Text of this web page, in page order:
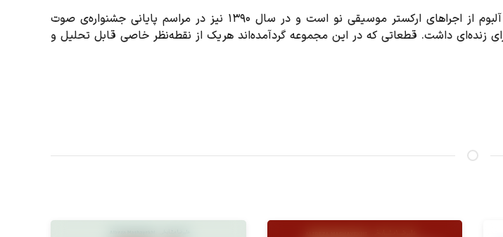
تهران دوئال هفتمین آلبوم از اجراهای ارکستر موسیقی نو است و در سال ۱۳۹۰ نیز در مراسم پایانی جشنواره‌ی صوت
زنده‌ای داشت. قطعاتی که در این مجموعه گردآمده‌اند هر یک از نقطه‌نظر خاصی قابل تحلیل و